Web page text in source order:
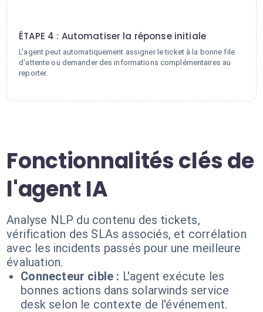
ÉTAPE 4 : Automatiser la réponse initiale
L'agent peut automatiquement assigner le ticket à la bonne file
d'attente ou demander des informations complémentaires au
reporter.
Fonctionnalités clés de
l'agent IA
Analyse NLP du contenu des tickets,
vérification des SLAs associés, et corrélation
avec les incidents passés pour une meilleure
évaluation.
Connecteur cible : L'agent exécute les
bonnes actions dans solarwinds service
desk selon le contexte de l'événement.